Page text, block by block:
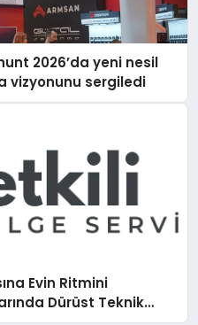
2026’da yeni nesil
vizyonunu sergiledi
Evin Ritmini
Dürüst Teknik